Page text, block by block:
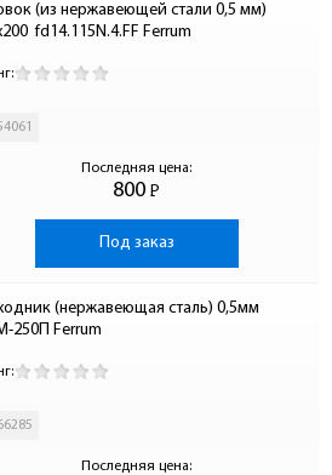
(из нержавеющей стали 0,5 мм)
fd14.115N.4.FF Ferrum
Последняя цена:
800 Р
-
Под заказ
(нержавеющая сталь) 0,5мм
250П Ferrum
Последняя цена: